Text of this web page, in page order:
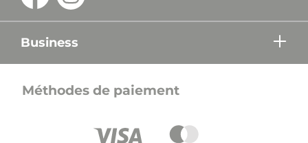
Business
Méthodes de paiement